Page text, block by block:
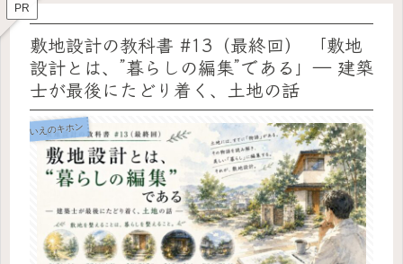
PR
敷地設計の教科書 #13（最終回） 「敷地
設計とは、”暮らしの編集”である」― 建築
士が最後にたどり着く、土地の話
いえのキホン